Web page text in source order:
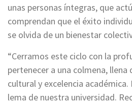
unas personas íntegras, que
comprendan que el éxito
se olvida de un bienestar
“Cerramos este ciclo con la
pertenecer a una colmena,
cultural y excelencia
lema de nuestra universidad.